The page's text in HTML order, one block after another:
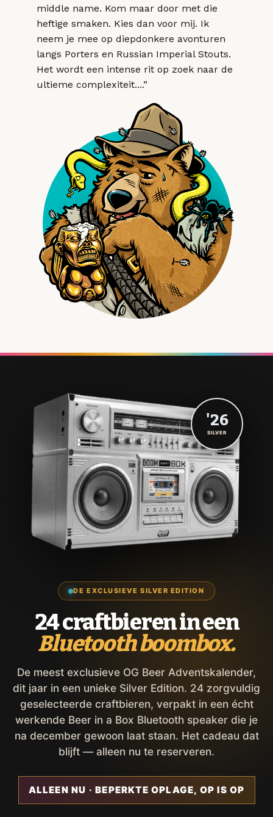
middle name. Kom maar door met die
heftige smaken. Kies dan voor mij. Ik
neem je mee op diepdonkere avonturen
langs Porters en Russian Imperial Stouts.
Het wordt een intense rit op zoek naar de
ultieme complexiteit....”
DE EXCLUSIEVE SILVER EDITION
24 craftbieren in een
Bluetooth boombox.
De meest exclusieve OG Beer Adventskalender,
dit jaar in een unieke Silver Edition. 24 zorgvuldig
geselecteerde craftbieren, verpakt in een écht
werkende Beer in a Box Bluetooth speaker die je
na december gewoon laat staan. Het cadeau dat
blijft — alleen nu te reserveren.
ALLEEN NU · BEPERKTE OPLAGE, OP IS OP
'26
SILVER